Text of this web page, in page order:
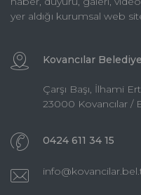
yer aldığı kurumsal web
Kovancılar
Çarşı Başı, İlhami
23000 Kovancılar /
0424 611 34 15